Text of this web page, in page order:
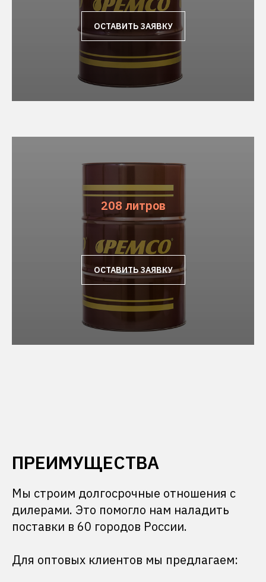
ОСТАВИТЬ ЗАЯВКУ
208 литров
ОСТАВИТЬ ЗАЯВКУ
ПРЕИМУЩЕСТВА
Мы строим долгосрочные отношения с
дилерами. Это помогло нам наладить
поставки в 60 городов России.
Для оптовых клиентов мы предлагаем: